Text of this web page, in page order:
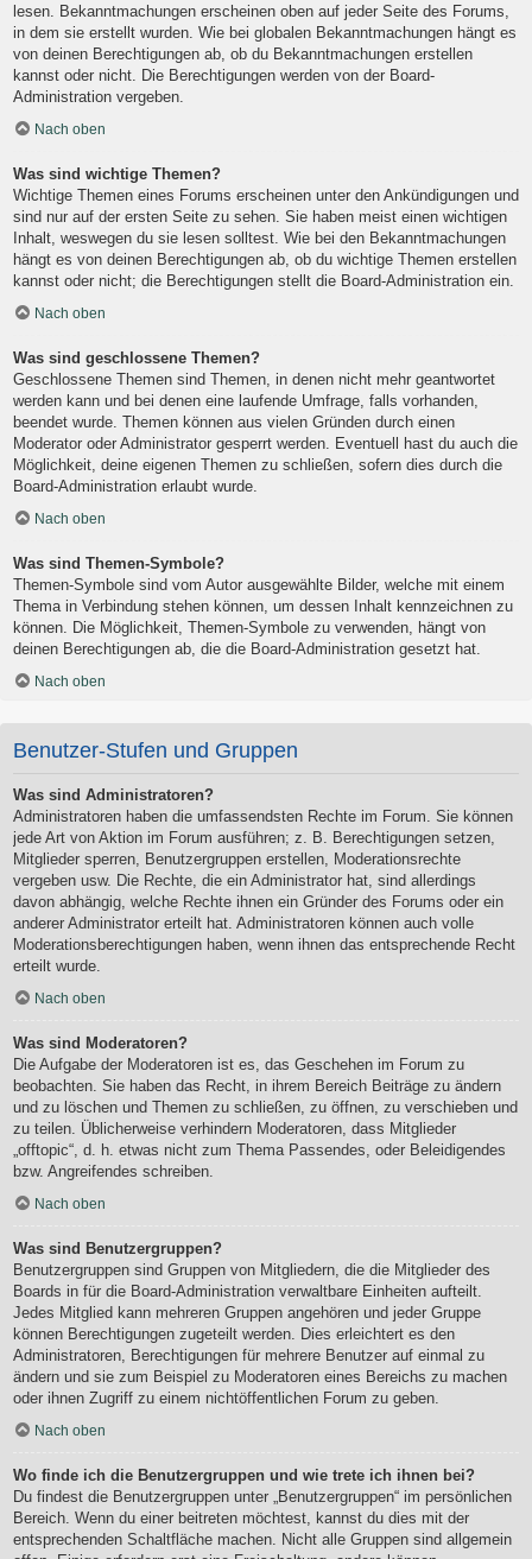
lesen. Bekanntmachungen erscheinen oben auf jeder Seite des Forums,
in dem sie erstellt wurden. Wie bei globalen Bekanntmachungen hängt es
von deinen Berechtigungen ab, ob du Bekanntmachungen erstellen
kannst oder nicht. Die Berechtigungen werden von der Board-
Administration vergeben.
Nach oben
Was sind wichtige Themen?
Wichtige Themen eines Forums erscheinen unter den Ankündigungen und
sind nur auf der ersten Seite zu sehen. Sie haben meist einen wichtigen
Inhalt, weswegen du sie lesen solltest. Wie bei den Bekanntmachungen
hängt es von deinen Berechtigungen ab, ob du wichtige Themen erstellen
kannst oder nicht; die Berechtigungen stellt die Board-Administration ein.
Nach oben
Was sind geschlossene Themen?
Geschlossene Themen sind Themen, in denen nicht mehr geantwortet
werden kann und bei denen eine laufende Umfrage, falls vorhanden,
beendet wurde. Themen können aus vielen Gründen durch einen
Moderator oder Administrator gesperrt werden. Eventuell hast du auch die
Möglichkeit, deine eigenen Themen zu schließen, sofern dies durch die
Board-Administration erlaubt wurde.
Nach oben
Was sind Themen-Symbole?
Themen-Symbole sind vom Autor ausgewählte Bilder, welche mit einem
Thema in Verbindung stehen können, um dessen Inhalt kennzeichnen zu
können. Die Möglichkeit, Themen-Symbole zu verwenden, hängt von
deinen Berechtigungen ab, die die Board-Administration gesetzt hat.
Nach oben
Benutzer-Stufen und Gruppen
Was sind Administratoren?
Administratoren haben die umfassendsten Rechte im Forum. Sie können
jede Art von Aktion im Forum ausführen; z. B. Berechtigungen setzen,
Mitglieder sperren, Benutzergruppen erstellen, Moderationsrechte
vergeben usw. Die Rechte, die ein Administrator hat, sind allerdings
davon abhängig, welche Rechte ihnen ein Gründer des Forums oder ein
anderer Administrator erteilt hat. Administratoren können auch volle
Moderationsberechtigungen haben, wenn ihnen das entsprechende Recht
erteilt wurde.
Nach oben
Was sind Moderatoren?
Die Aufgabe der Moderatoren ist es, das Geschehen im Forum zu
beobachten. Sie haben das Recht, in ihrem Bereich Beiträge zu ändern
und zu löschen und Themen zu schließen, zu öffnen, zu verschieben und
zu teilen. Üblicherweise verhindern Moderatoren, dass Mitglieder
„offtopic“, d. h. etwas nicht zum Thema Passendes, oder Beleidigendes
bzw. Angreifendes schreiben.
Nach oben
Was sind Benutzergruppen?
Benutzergruppen sind Gruppen von Mitgliedern, die die Mitglieder des
Boards in für die Board-Administration verwaltbare Einheiten aufteilt.
Jedes Mitglied kann mehreren Gruppen angehören und jeder Gruppe
können Berechtigungen zugeteilt werden. Dies erleichtert es den
Administratoren, Berechtigungen für mehrere Benutzer auf einmal zu
ändern und sie zum Beispiel zu Moderatoren eines Bereichs zu machen
oder ihnen Zugriff zu einem nichtöffentlichen Forum zu geben.
Nach oben
Wo finde ich die Benutzergruppen und wie trete ich ihnen bei?
Du findest die Benutzergruppen unter „Benutzergruppen“ im persönlichen
Bereich. Wenn du einer beitreten möchtest, kannst du dies mit der
entsprechenden Schaltfläche machen. Nicht alle Gruppen sind allgemein